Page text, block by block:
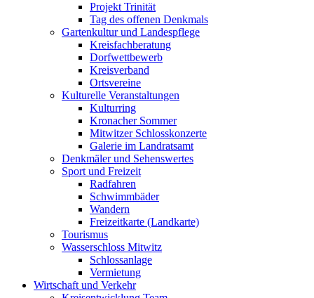
Projekt Trinität
Tag des offenen Denkmals
Gartenkultur und Landespflege
Kreisfachberatung
Dorfwettbewerb
Kreisverband
Ortsvereine
Kulturelle Veranstaltungen
Kulturring
Kronacher Sommer
Mitwitzer Schlosskonzerte
Galerie im Landratsamt
Denkmäler und Sehenswertes
Sport und Freizeit
Radfahren
Schwimmbäder
Wandern
Freizeitkarte (Landkarte)
Tourismus
Wasserschloss Mitwitz
Schlossanlage
Vermietung
Wirtschaft und Verkehr